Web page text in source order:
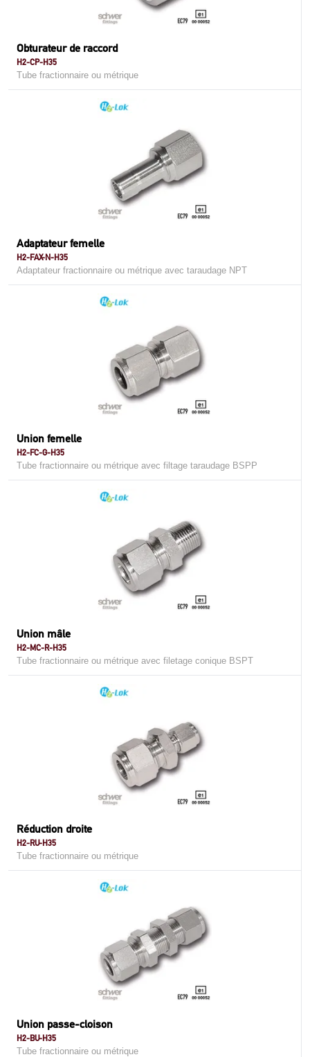
Obturateur de raccord
H2-CP-H35
Tube fractionnaire ou métrique
Adaptateur femelle
H2-FAX-N-H35
Adaptateur fractionnaire ou métrique avec taraudage NPT
Union femelle
H2-FC-G-H35
Tube fractionnaire ou métrique avec filtage taraudage BSPP
Union mâle
H2-MC-R-H35
Tube fractionnaire ou métrique avec filetage conique BSPT
Réduction droite
H2-RU-H35
Tube fractionnaire ou métrique
Union passe-cloison
H2-BU-H35
Tube fractionnaire ou métrique